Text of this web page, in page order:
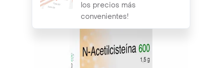
los precios más
convenientes!